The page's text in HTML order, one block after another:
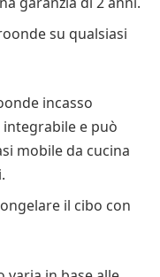
su qualsiasi
incasso
integrabile e può
mobile da cucina
il cibo con